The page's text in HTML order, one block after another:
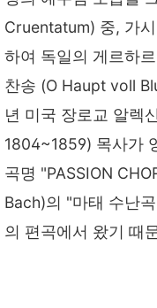
Cruentatum) 중, 가
하여 독일의 게르하
찬송 (O Haupt voll
년 미국 장로교 알렉
1804~1859) 목사가
곡명 "PASSION
Bach)의 "마태 수난
의 편곡에서 왔기 때